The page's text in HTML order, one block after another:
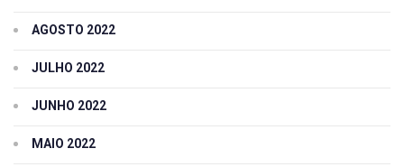
AGOSTO 2022
JULHO 2022
JUNHO 2022
MAIO 2022